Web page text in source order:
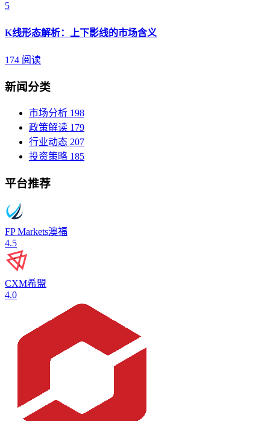
5
K线形态解析：上下影线的市场含义
174 阅读
新闻分类
市场分析 198
政策解读 179
行业动态 207
投资策略 185
平台推荐
FP Markets澳福
4.5
CXM希盟
4.0